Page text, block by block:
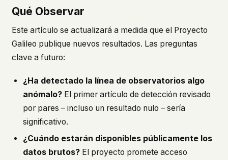
Qué Observar
Este artículo se actualizará a medida que el Proyecto
Galileo publique nuevos resultados. Las preguntas
clave a futuro:
¿Ha detectado la línea de observatorios algo
anómalo? El primer artículo de detección revisado
por pares – incluso un resultado nulo – sería
significativo.
¿Cuándo estarán disponibles públicamente los
datos brutos? El proyecto promete acceso